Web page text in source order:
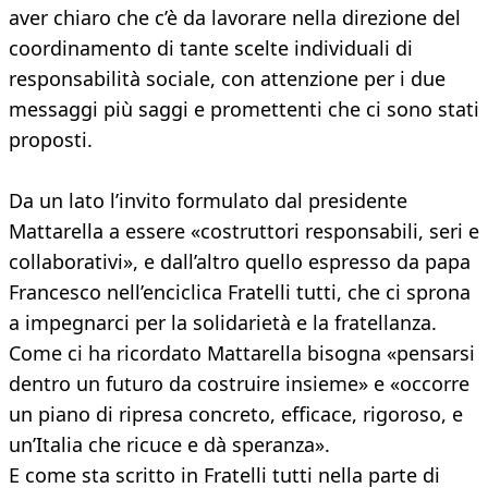
aver chiaro che c’è da lavorare nella direzione del
coordinamento di tante scelte individuali di
responsabilità sociale, con attenzione per i due
messaggi più saggi e promettenti che ci sono stati
proposti.
Da un lato l’invito formulato dal presidente
Mattarella a essere «costruttori responsabili, seri e
collaborativi», e dall’altro quello espresso da papa
Francesco nell’enciclica Fratelli tutti, che ci sprona
a impegnarci per la solidarietà e la fratellanza.
Come ci ha ricordato Mattarella bisogna «pensarsi
dentro un futuro da costruire insieme» e «occorre
un piano di ripresa concreto, efficace, rigoroso, e
un’Italia che ricuce e dà speranza».
E come sta scritto in Fratelli tutti nella parte di